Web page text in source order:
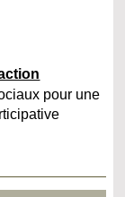
pour une